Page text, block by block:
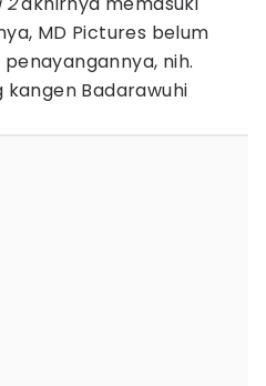
MD Pictures belum
nih.
kangen Badarawuhi